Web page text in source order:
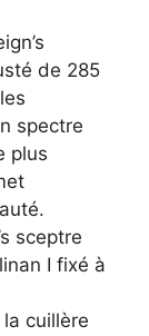
de 285
spectre
plus
sceptre
I fixé à
cuillère